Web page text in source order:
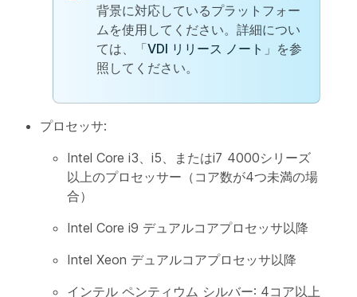
背景に対応しているプラットフォー
ムを使用してください。詳細につい
ては、「VDI リリース ノート 」を参
照してください。
プロセッサ:
Intel Core i3、i5、またはi7 4000シリーズ
以上のプロセッサー（コア数が4つ未満の場
合）
Intel Core i9 デュアルコアプロセッサ以降
Intel Xeon デュアルコアプロセッサ以降
インテル ペンティウム シルバー: 4コア以上